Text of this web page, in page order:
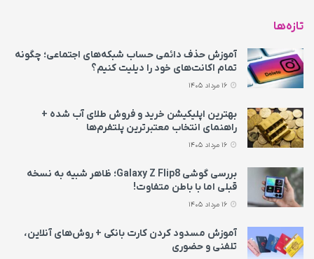
تازه‌ها
آموزش حذف دائمی حساب شبکه‌های اجتماعی؛ چگونه
تمام اکانت‌های خود را دیلیت کنیم؟
بهترین اپلیکیشن خرید و فروش طلای آب شده +
راهنمای انتخاب معتبرترین پلتفرم‌ها
بررسی گوشی Galaxy Z Flip8؛ ظاهر شبیه به نسخه
قبلی اما با باطن متفاوت!
آموزش مسدود کردن کارت بانکی + روش‌های آنلاین،
تلفنی و حضوری